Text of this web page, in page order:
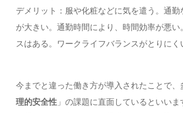
デメリット：服や化粧などに気を遣う。通
が大きい。通勤時間により、時間効率が悪い
スはある。ワークライフバランスがとりにく
今までと違った働き方が導入されたことで
理的安全性 」の課題に直面しているといい